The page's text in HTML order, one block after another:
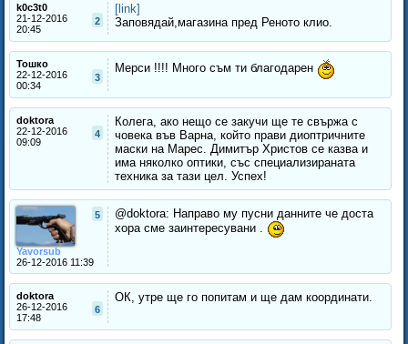
k0c3t0
2
21-12-2016
20:45
[link]
Заповядай,магазина пред Реното клио.
Тошко
3
22-12-2016
00:34
Мерси !!!! Много съм ти благодарен
doktora
4
22-12-2016
09:09
Колега, ако нещо се закучи ще те свържа с
човека във Варна, който прави диоптричните
маски на Марес. Димитър Христов се казва и
има няколко оптики, със специализираната
техника за тази цел. Успех!
5
Yavorsub
26-12-2016 11:39
@doktora: Направо му пусни данните че доста
хора сме заинтересувани .
doktora
6
26-12-2016
17:48
ОК, утре ще го попитам и ще дам координати.